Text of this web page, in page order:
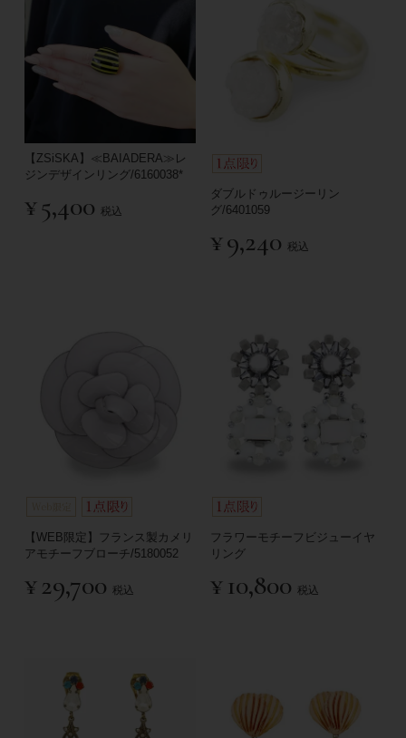
【ZSiSKA】≪BAIADERA≫レ
ジンデザインリング/6160038*
¥5,400 税込
ダブルドゥルージーリン
グ/6401059
¥9,240 税込
【WEB限定】フランス製カメリ
アモチーフブローチ/5180052
¥29,700 税込
フラワーモチーフビジューイヤ
リング
¥ 10,800 税込